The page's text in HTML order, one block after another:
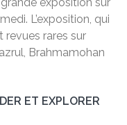
L’exposition, qui
revues rares sur
Brahmamohan
ET EXPLORER